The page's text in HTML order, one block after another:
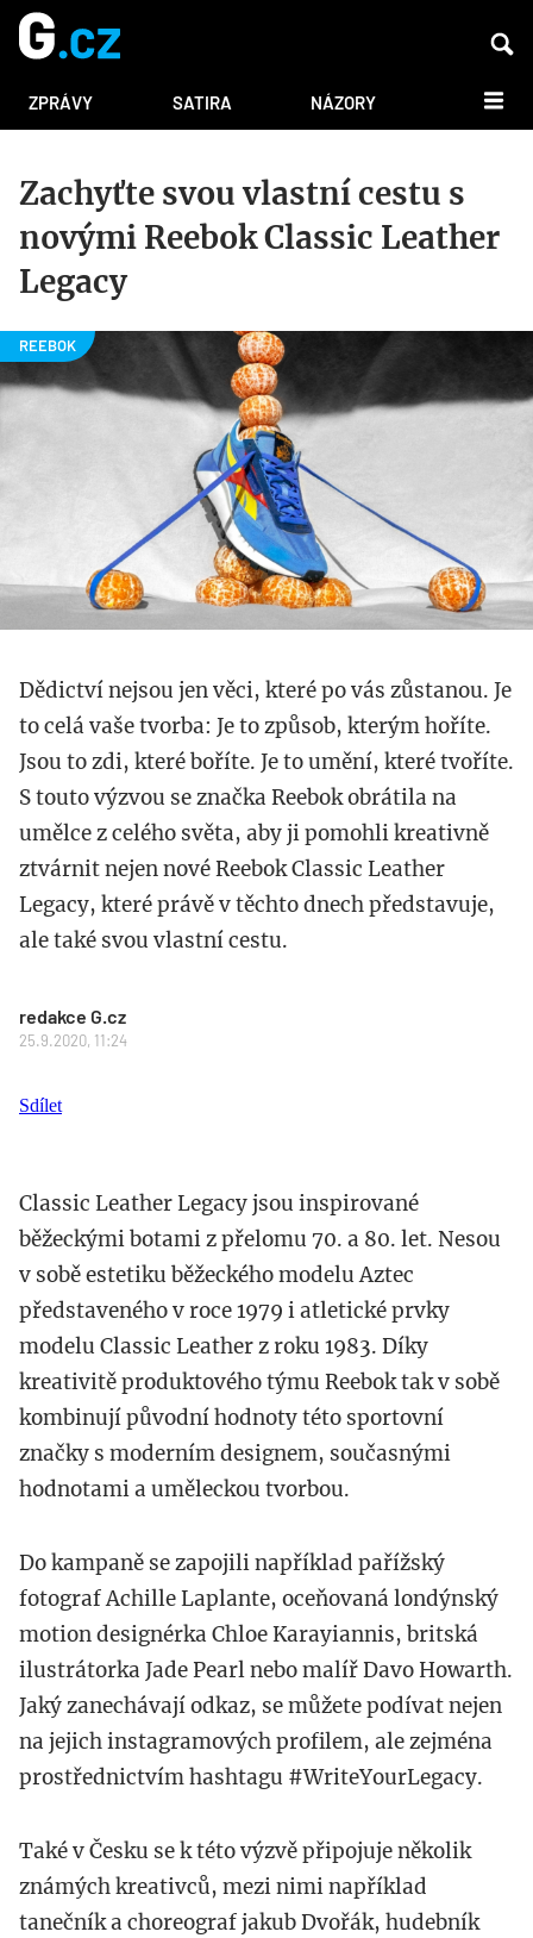
ZPRÁVY SATIRA NÁZORY DALŠÍ
Zachyťte svou vlastní cestu s
novými Reebok Classic Leather
Legacy
Dědictví nejsou jen věci, které po vás zůstanou. Je
to celá vaše tvorba: Je to způsob, kterým hoříte.
Jsou to zdi, které boříte. Je to umění, které tvoříte.
S touto výzvou se značka Reebok obrátila na
umělce z celého světa, aby ji pomohli kreativně
ztvárnit nejen nové Reebok Classic Leather
Legacy, které právě v těchto dnech představuje,
ale také svou vlastní cestu.
redakce G.cz
25.9.2020, 11:24
Sdílet
Classic Leather Legacy jsou inspirované
běžeckými botami z přelomu 70. a 80. let. Nesou
v sobě estetiku běžeckého modelu Aztec
představeného v roce 1979 i atletické prvky
modelu Classic Leather z roku 1983. Díky
kreativitě produktového týmu Reebok tak v sobě
kombinují původní hodnoty této sportovní
značky s moderním designem, současnými
hodnotami a uměleckou tvorbou.
Do kampaně se zapojili například pařížský
fotograf Achille Laplante, oceňovaná londýnský
motion designérka Chloe Karayiannis, britská
ilustrátorka Jade Pearl nebo malíř Davo Howarth.
Jaký zanechávají odkaz, se můžete podívat nejen
na jejich instagramových profilem, ale zejména
prostřednictvím hashtagu #WriteYourLegacy.
Také v Česku se k této výzvě připojuje několik
známých kreativců, mezi nimi například
tanečník a choreograf jakub Dvořák, hudebník